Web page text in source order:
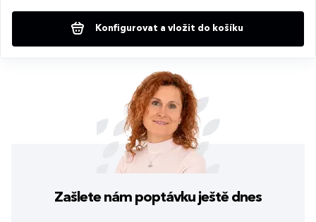
Konfigurovat a vložit do košíku
Zašlete nám poptávku ještě dnes